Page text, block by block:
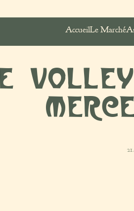
AccueilLe Marché
volley